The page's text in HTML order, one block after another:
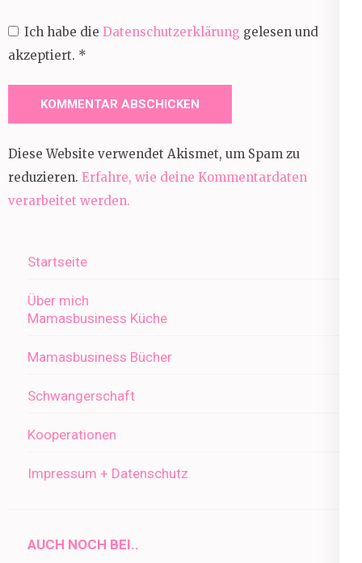
Ich habe die Datenschutzerklärung gelesen und
akzeptiert. *
Diese Website verwendet Akismet, um Spam zu
reduzieren. Erfahre, wie deine Kommentardaten
verarbeitet werden.
Startseite
Über mich
Mamasbusiness Küche
Mamasbusiness Bücher
Schwangerschaft
Kooperationen
Impressum + Datenschutz
AUCH NOCH BEI..